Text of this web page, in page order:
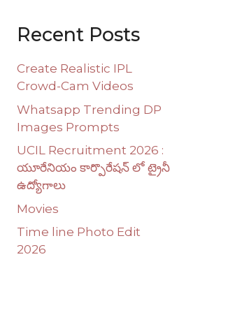
Recent Posts
Create Realistic IPL
Crowd-Cam Videos
Whatsapp Trending DP
Images Prompts
UCIL Recruitment 2026 :
యూరేనియం కార్పొరేషన్ లో ట్రైనీ
ఉద్యోగాలు
Movies
Time line Photo Edit
2026